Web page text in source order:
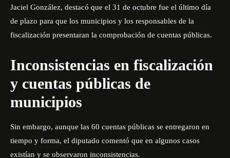
Jaciel González, destacó que el 31 de octubre fue el último día
de plazo para que los municipios y los responsables de la
fiscalización presentaran la comprobación de cuentas públicas.
Inconsistencias en fiscalización
y cuentas públicas de
municipios
Sin embargo, aunque las 60 cuentas públicas se entregaron en
tiempo y forma, el diputado comentó que en algunos casos
existían y se observaron inconsistencias.